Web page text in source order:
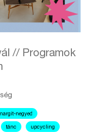
// Programok
negyed
tánc upcycling